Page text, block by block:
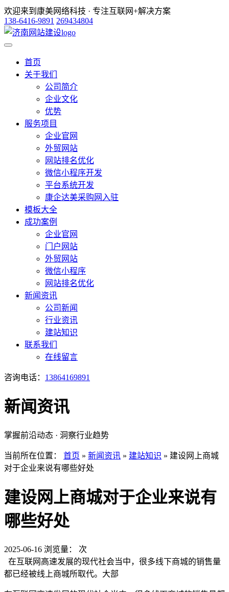
欢迎来到康美网络科技 · 专注互联网+解决方案
138-6416-9891 269434804
首页
关于我们
公司简介
企业文化
优势
服务项目
企业官网
外贸网站
网站排名优化
微信小程序开发
平台系统开发
康企达美采购网入驻
模板大全
成功案例
企业官网
门户网站
外贸网站
微信小程序
网站排名优化
新闻资讯
公司新闻
行业资讯
建站知识
联系我们
在线留言
咨询电话： 13864169891
新闻资讯
掌握前沿动态 · 洞察行业趋势
当前所在位置： 首页 » 新闻资讯 » 建站知识 » 建设网上商城
对于企业来说有哪些好处
建设网上商城对于企业来说有
哪些好处
2025-06-16 浏览量：
次
在互联网高速发展的现代社会当中，很多线下商城的销售量
都已经被线上商城所取代。大部